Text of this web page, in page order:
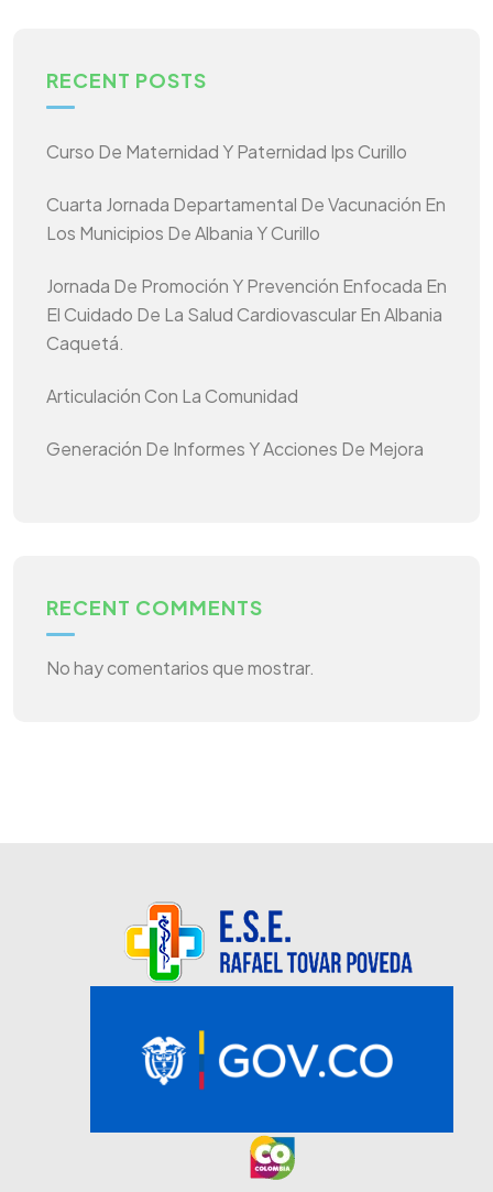
RECENT POSTS
Curso De Maternidad Y Paternidad Ips Curillo
Cuarta Jornada Departamental De Vacunación En
Los Municipios De Albania Y Curillo
Jornada De Promoción Y Prevención Enfocada En
El Cuidado De La Salud Cardiovascular En Albania
Caquetá.
Articulación Con La Comunidad
Generación De Informes Y Acciones De Mejora
RECENT COMMENTS
No hay comentarios que mostrar.